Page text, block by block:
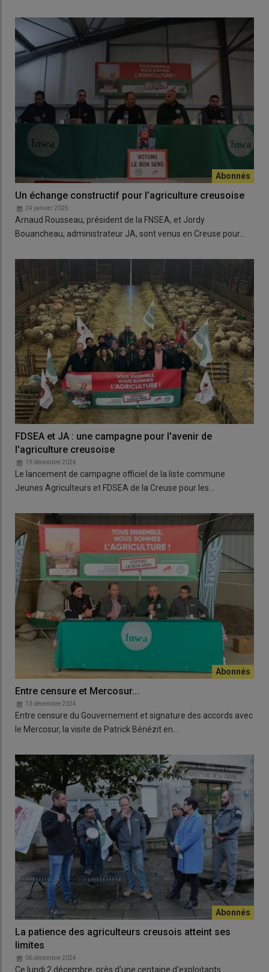
Un échange constructif pour l’agriculture creusoise
24 janvier 2025
Arnaud Rousseau, président de la FNSEA, et Jordy
Bouancheau, administrateur JA, sont venus en Creuse pour…
FDSEA et JA : une campagne pour l'avenir de
l'agriculture creusoise
19 décembre 2024
Le lancement de campagne officiel de la liste commune
Jeunes Agriculteurs et FDSEA de la Creuse pour les…
Entre censure et Mercosur...
13 décembre 2024
Entre censure du Gouvernement et signature des accords avec
le Mercosur, la visite de Patrick Bénézit en…
La patience des agriculteurs creusois atteint ses
limites
06 décembre 2024
Ce lundi 2 décembre, près d'une centaine d'exploitants